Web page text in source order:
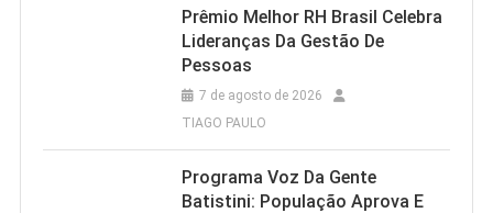
Prêmio Melhor RH Brasil Celebra
Lideranças Da Gestão De
Pessoas
7 de agosto de 2026
TIAGO PAULO
Programa Voz Da Gente
Batistini: População Aprova E